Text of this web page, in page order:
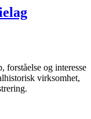
forståelse og interesse
virksomhet,